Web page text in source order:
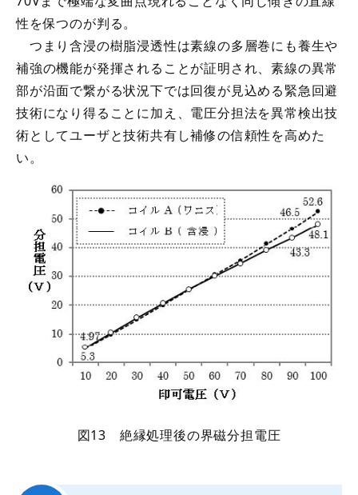
性を保つのが判る。
つまり含浸の樹脂浸透性は素線の多層巻にも養生や
補強の機能が発揮されることが証明され、素線の異常
部が沿面で繋がる状況下では回復が見込める緊急回避
技術になり得ることに加え、電圧分担法を異常検出技
術としてユーザと技術共有し補修の信頼性を高めた
い。
図13 絶縁処理後の界磁分担電圧